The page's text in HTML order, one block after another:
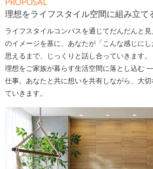
理想をライフスタイル空間に組み立て
ライフスタイルコンパスを通じてだんだんと
のイメージを基に、あなたが「こんな感じに
思えるまで、じっくりと話し合っていきます。
理想をご家族が暮らす生活空間に落とし込む
仕事。あなたと共に想いを共有しながら、大
ていきます。